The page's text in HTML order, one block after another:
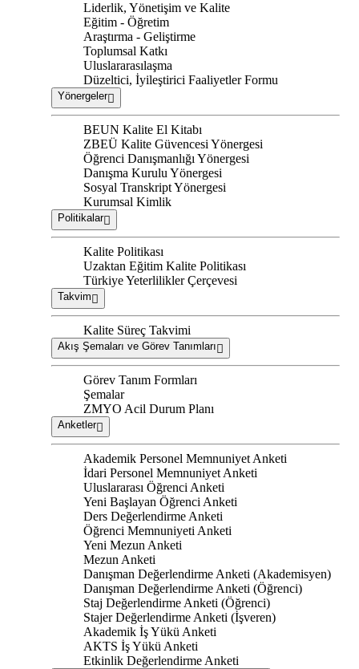
Liderlik, Yönetişim ve Kalite
Eğitim - Öğretim
Araştırma - Geliştirme
Toplumsal Katkı
Uluslararasılaşma
Düzeltici, İyileştirici Faaliyetler Formu
Yönergeler
BEUN Kalite El Kitabı
ZBEÜ Kalite Güvencesi Yönergesi
Öğrenci Danışmanlığı Yönergesi
Danışma Kurulu Yönergesi
Sosyal Transkript Yönergesi
Kurumsal Kimlik
Politikalar
Kalite Politikası
Uzaktan Eğitim Kalite Politikası
Türkiye Yeterlilikler Çerçevesi
Takvim
Kalite Süreç Takvimi
Akış Şemaları ve Görev Tanımları
Görev Tanım Formları
Şemalar
ZMYO Acil Durum Planı
Anketler
Akademik Personel Memnuniyet Anketi
İdari Personel Memnuniyet Anketi
Uluslararası Öğrenci Anketi
Yeni Başlayan Öğrenci Anketi
Ders Değerlendirme Anketi
Öğrenci Memnuniyeti Anketi
Yeni Mezun Anketi
Mezun Anketi
Danışman Değerlendirme Anketi (Akademisyen)
Danışman Değerlendirme Anketi (Öğrenci)
Staj Değerlendirme Anketi (Öğrenci)
Stajer Değerlendirme Anketi (İşveren)
Akademik İş Yükü Anketi
AKTS İş Yükü Anketi
Etkinlik Değerlendirme Anketi